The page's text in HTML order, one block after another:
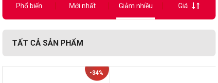
Phổ biến Mới nhất Giảm nhiều Giá
TẤT CẢ SẢN PHẨM
-34%